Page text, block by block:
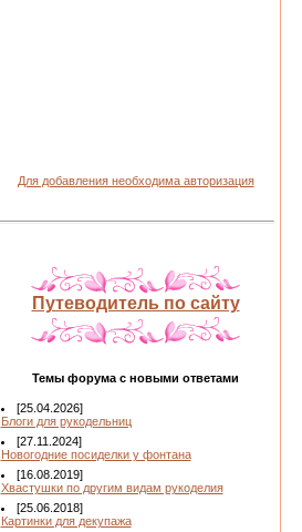
Для добавления необходима авторизация
Путеводитель по сайту
Темы форума с новыми ответами
[25.04.2026]
Блоги для рукодельниц
[27.11.2024]
Новогодние посиделки у фонтана
[16.08.2019]
Хвастушки по другим видам рукоделия
[25.06.2018]
Картинки для декупажа